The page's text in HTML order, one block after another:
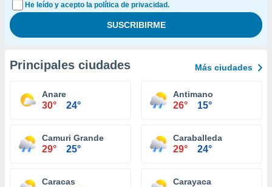
He leído y acepto la política de privacidad.
Principales ciudades Más ciudades
Anare
30° 24°
Antimano
26° 15°
Camuri Grande
29° 25°
Caraballeda
29° 24°
Caracas Carayaca